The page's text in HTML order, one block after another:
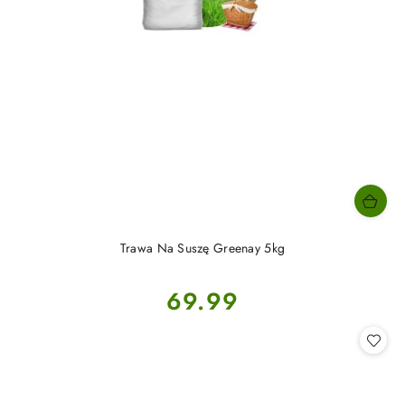
Trawa Na Suszę Greenay 5kg
Cena:
69.99